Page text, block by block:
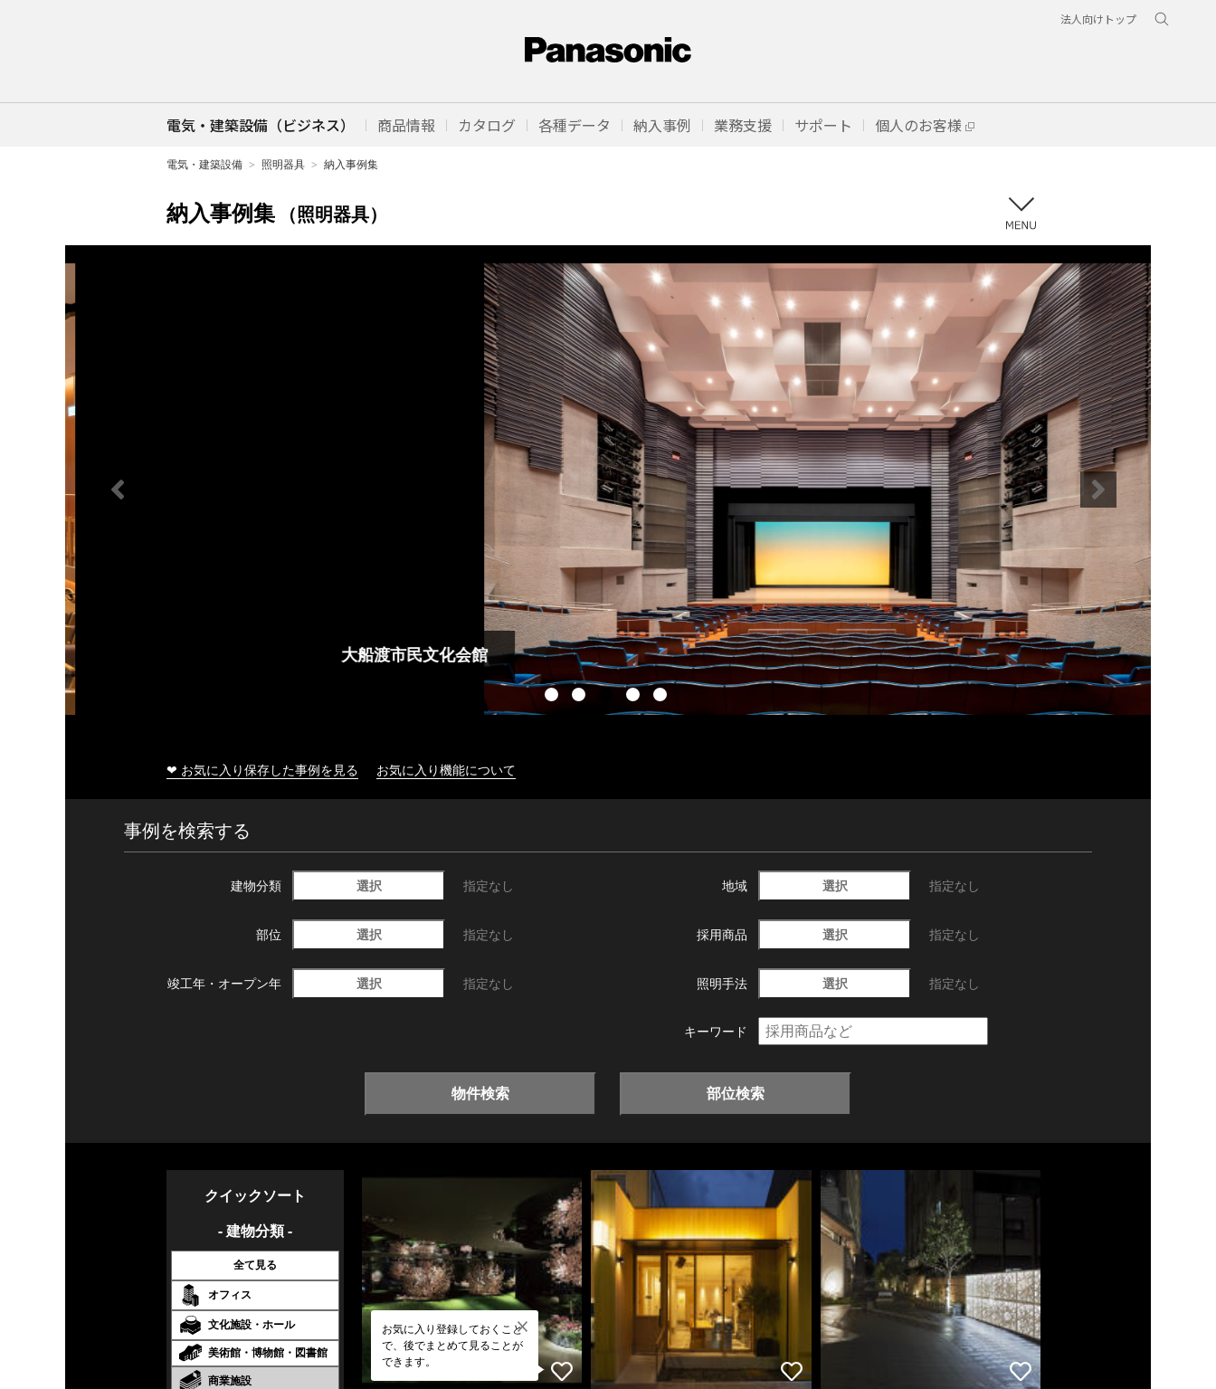
法人向けトップ
電気・建築設備（ビジネス） 商品情報 カタログ 各種データ 納入事例 業務支援 サポート 個人のお客様
電気・建築設備 照明器具 納入事例集
納入事例集 （照明器具）
❤ お気に入り保存した事例を見る お気に入り機能について
事例を検索する
建物分類 選択 指定なし 地域 選択 指定なし
部位 選択 指定なし 採用商品 選択 指定なし
竣工年・ オープン年 選択 指定なし 照明手法 選択 指定なし
キーワード
物件検索 部位検索
クイックソート
- 建物分類 -
全て見る
オフィス
文化施設・ホール
美術館・博物館・図書館
商業施設
お気に入り登録しておくこと
で、後でまとめて見ることが
できます。